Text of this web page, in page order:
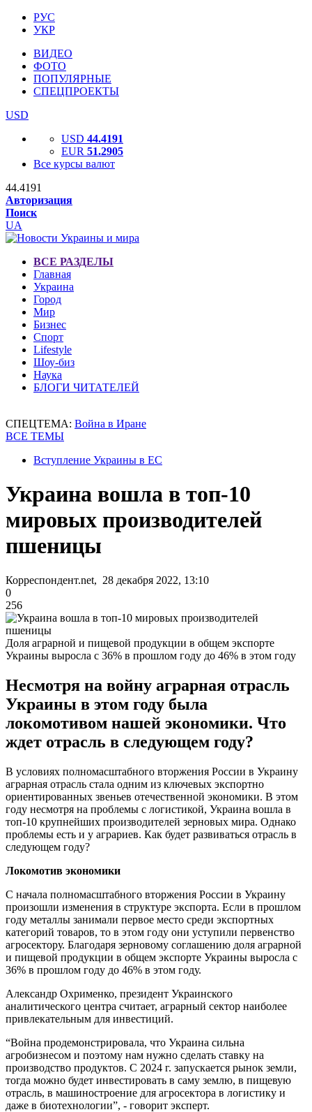
РУС
УКР
ВИДЕО
ФОТО
ПОПУЛЯРНЫЕ
СПЕЦПРОЕКТЫ
USD
USD 44.4191
EUR 51.2905
Все курсы валют
44.4191
Авторизация
Поиск
UA
ВСЕ РАЗДЕЛЫ
Главная
Украина
Город
Мир
Бизнес
Спорт
Lifestyle
Шоу-биз
Наука
БЛОГИ ЧИТАТЕЛЕЙ
СПЕЦТЕМА: Война в Иране
ВСЕ ТЕМЫ
Вступление Украины в ЕС
Украина вошла в топ-10
мировых производителей
пшеницы
Корреспондент.net, 28 декабря 2022, 13:10
0
256
Доля аграрной и пищевой продукции в общем экспорте
Украины выросла с 36% в прошлом году до 46% в этом году
Несмотря на войну аграрная отрасль
Украины в этом году была
локомотивом нашей экономики. Что
ждет отрасль в следующем году?
В условиях полномасштабного вторжения России в Украину
аграрная отрасль стала одним из ключевых экспортно
ориентированных звеньев отечественной экономики. В этом
году несмотря на проблемы с логистикой, Украина вошла в
топ-10 крупнейших производителей зерновых мира. Однако
проблемы есть и у аграриев. Как будет развиваться отрасль в
следующем году?
Локомотив экономики
С начала полномасштабного вторжения России в Украину
произошли изменения в структуре экспорта. Если в прошлом
году металлы занимали первое место среди экспортных
категорий товаров, то в этом году они уступили первенство
агросектору. Благодаря зерновому соглашению доля аграрной
и пищевой продукции в общем экспорте Украины выросла с
36% в прошлом году до 46% в этом году.
Александр Охрименко, президент Украинского
аналитического центра считает, аграрный сектор наиболее
привлекательным для инвестиций.
“Война продемонстрировала, что Украина сильна
агробизнесом и поэтому нам нужно сделать ставку на
производство продуктов. С 2024 г. запускается рынок земли,
тогда можно будет инвестировать в саму землю, в пищевую
отрасль, в машиностроение для агросектора в логистику и
даже в биотехнологии”, - говорит эксперт.